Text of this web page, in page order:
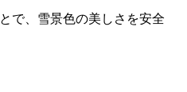
で、雪景色の美しさを安全